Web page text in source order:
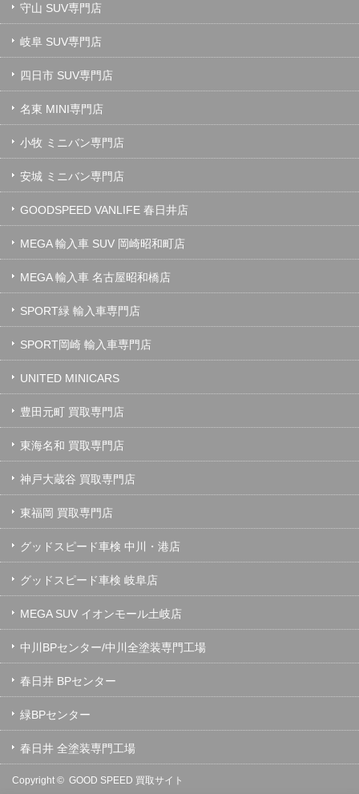
守山 SUV専門店
岐阜 SUV専門店
四日市 SUV専門店
名東 MINI専門店
小牧 ミニバン専門店
安城 ミニバン専門店
GOODSPEED VANLIFE 春日井店
MEGA 輸入車 SUV 岡崎昭和町店
MEGA 輸入車 名古屋昭和橋店
SPORT緑 輸入車専門店
SPORT岡崎 輸入車専門店
UNITED MINICARS
豊田元町 買取専門店
東海名和 買取専門店
神戸大蔵谷 買取専門店
東福岡 買取専門店
グッドスピード車検 中川・港店
グッドスピード車検 岐阜店
MEGA SUV イオンモール土岐店
中川BPセンター/中川全塗装専門工場
春日井 BPセンター
緑BPセンター
春日井 全塗装専門工場
Copyright © GOOD SPEED 買取サイト